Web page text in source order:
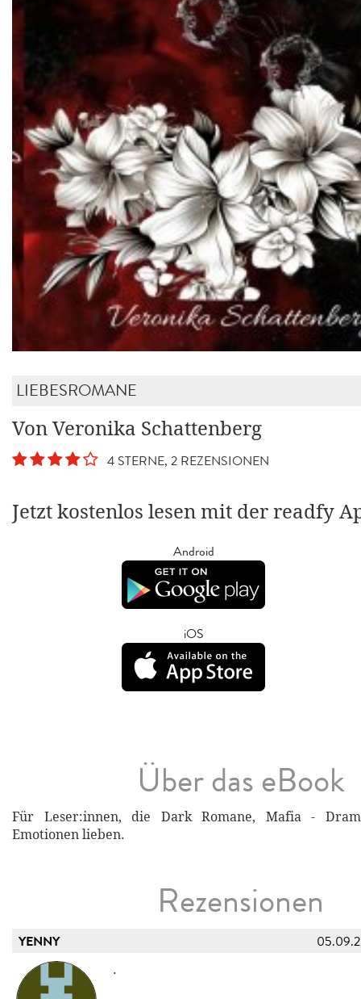
LIEBESROMANE
Von Veronika Schattenberg
4 STERNE, 2 REZENSIONEN
Jetzt kostenlos lesen mit der readfy
Android
iOS
Über das eBook
Für Leser:innen, die Dark Romane, Mafia -
Emotionen lieben.
Rezensionen
YENNY
.